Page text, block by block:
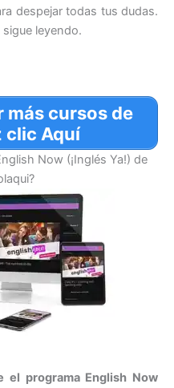
despejar todas tus dudas.
leyendo.
más cursos de
clic Aquí
Now (¡Inglés Ya!) de
el programa English Now